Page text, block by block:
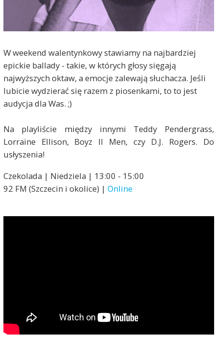
W weekend walentynkowy stawiamy na najbardziej
epickie ballady - takie, w których głosy sięgają
najwyższych oktaw, a emocje zalewają słuchacza. Jeśli
lubicie wydzierać się razem z piosenkami, to to jest
audycja dla Was. ;)
Na playliście między innymi Teddy Pendergrass,
Lorraine Ellison, Boyz II Men, czy D.J. Rogers. Do
usłyszenia!
Czekolada | Niedziela | 13:00 - 15:00
92 FM (Szczecin i okolice) | Online